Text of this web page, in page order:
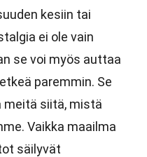
kesiin tai
ei ole vain
se voi myös auttaa
paremmin. Se
siitä, mistä
Vaikka maailma
säilyvät